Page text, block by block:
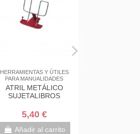
HERRAMIENTAS Y ÚTILES
PARA MANUALIDADES
ATRIL METÁLICO
SUJETALIBROS
5,40 €
Añadir al carrito